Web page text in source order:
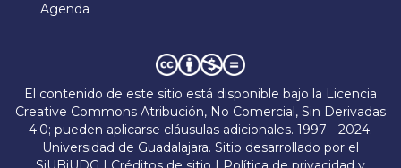
Agenda
El contenido de este sitio está disponible bajo la Licencia
Creative Commons Atribución, No Comercial, Sin Derivadas
4.0; pueden aplicarse cláusulas adicionales. 1997 - 2024.
Universidad de Guadalajara. Sitio desarrollado por el